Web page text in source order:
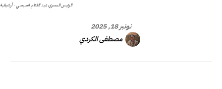
الرئيس المصري عبد الفتاح السيسي - أرشيفية
نونبر 18, 2025
مصطفى الكردي